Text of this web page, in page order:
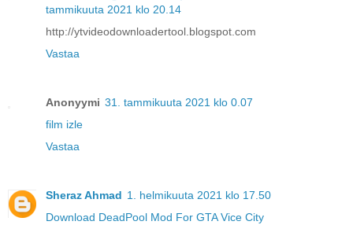
tammikuuta 2021 klo 20.14
http://ytvideodownloadertool.blogspot.com
Vastaa
Anonyymi 31. tammikuuta 2021 klo 0.07
film izle
Vastaa
Sheraz Ahmad 1. helmikuuta 2021 klo 17.50
Download DeadPool Mod For GTA Vice City